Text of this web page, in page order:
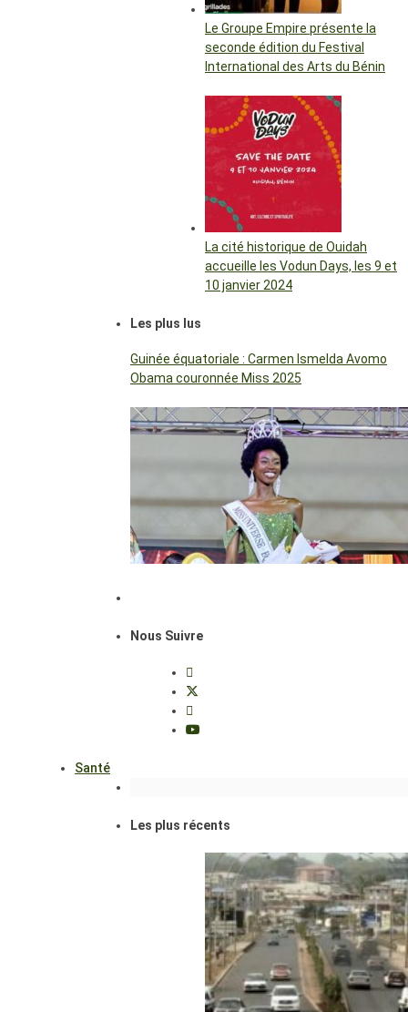
Le Groupe Empire présente la
seconde édition du Festival
International des Arts du Bénin
La cité historique de Ouidah
accueille les Vodun Days, les 9 et
10 janvier 2024
Les plus lus
Guinée équatoriale : Carmen Ismelda Avomo
Obama couronnée Miss 2025
Nous Suivre
Santé
Les plus récents